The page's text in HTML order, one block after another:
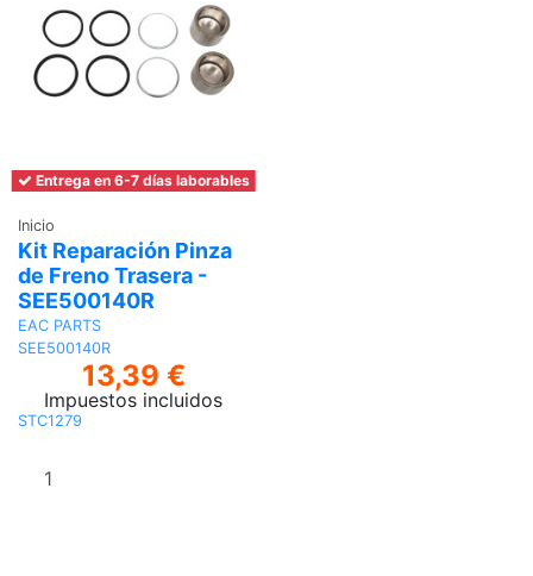
Entrega en 6-7 días laborables
Inicio
Kit Reparación Pinza
de Freno Trasera -
SEE500140R
EAC PARTS
SEE500140R
13,39 €
Impuestos incluidos
STC1279